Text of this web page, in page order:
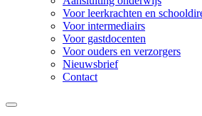
Voor leerkrachten en
Voor intermediairs
Voor gastdocenten
Voor ouders en verzorgers
Nieuwsbrief
Contact